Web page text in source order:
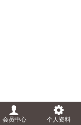
会员中心 个人资料